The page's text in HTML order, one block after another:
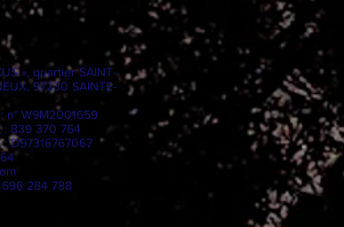
», quartier SAINT-
97230 SAINTE-
n° W9M2001659
: 839 370 764
: D97316767067
284 788